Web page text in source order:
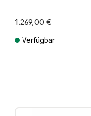
1.269,00 €
Verfügbar